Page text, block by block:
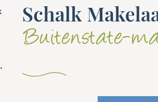
.
Schalk
Buitenstate-